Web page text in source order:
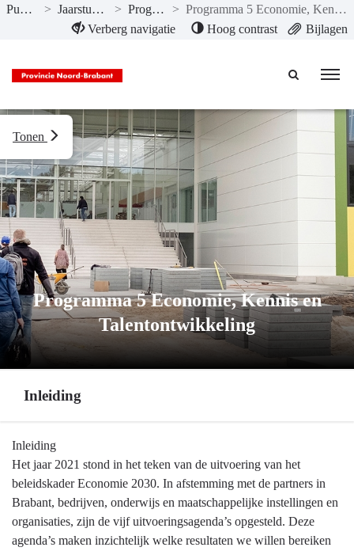
Naar hoofdinhoud
Publicaties > Jaarstukken 2021 > Programma’s >
Programma 5 Economie, Kennis en Talentontwikkeling
Verberg navigatie
Hoog contrast Bijlagen
Programma 5 Economie, Kennis en
Talentontwikkeling
Tonen
Inleiding
Terug
naar
navigatie
Programma
Inleiding
Het jaar 2021 stond in het teken van de uitvoering van het
beleidskader Economie 2030. In afstemming met de partners in
Brabant, bedrijven, onderwijs en maatschappelijke instellingen en
organisaties, zijn de vijf uitvoeringsagenda’s opgesteld. Deze
agenda’s maken inzichtelijk welke resultaten we willen bereiken